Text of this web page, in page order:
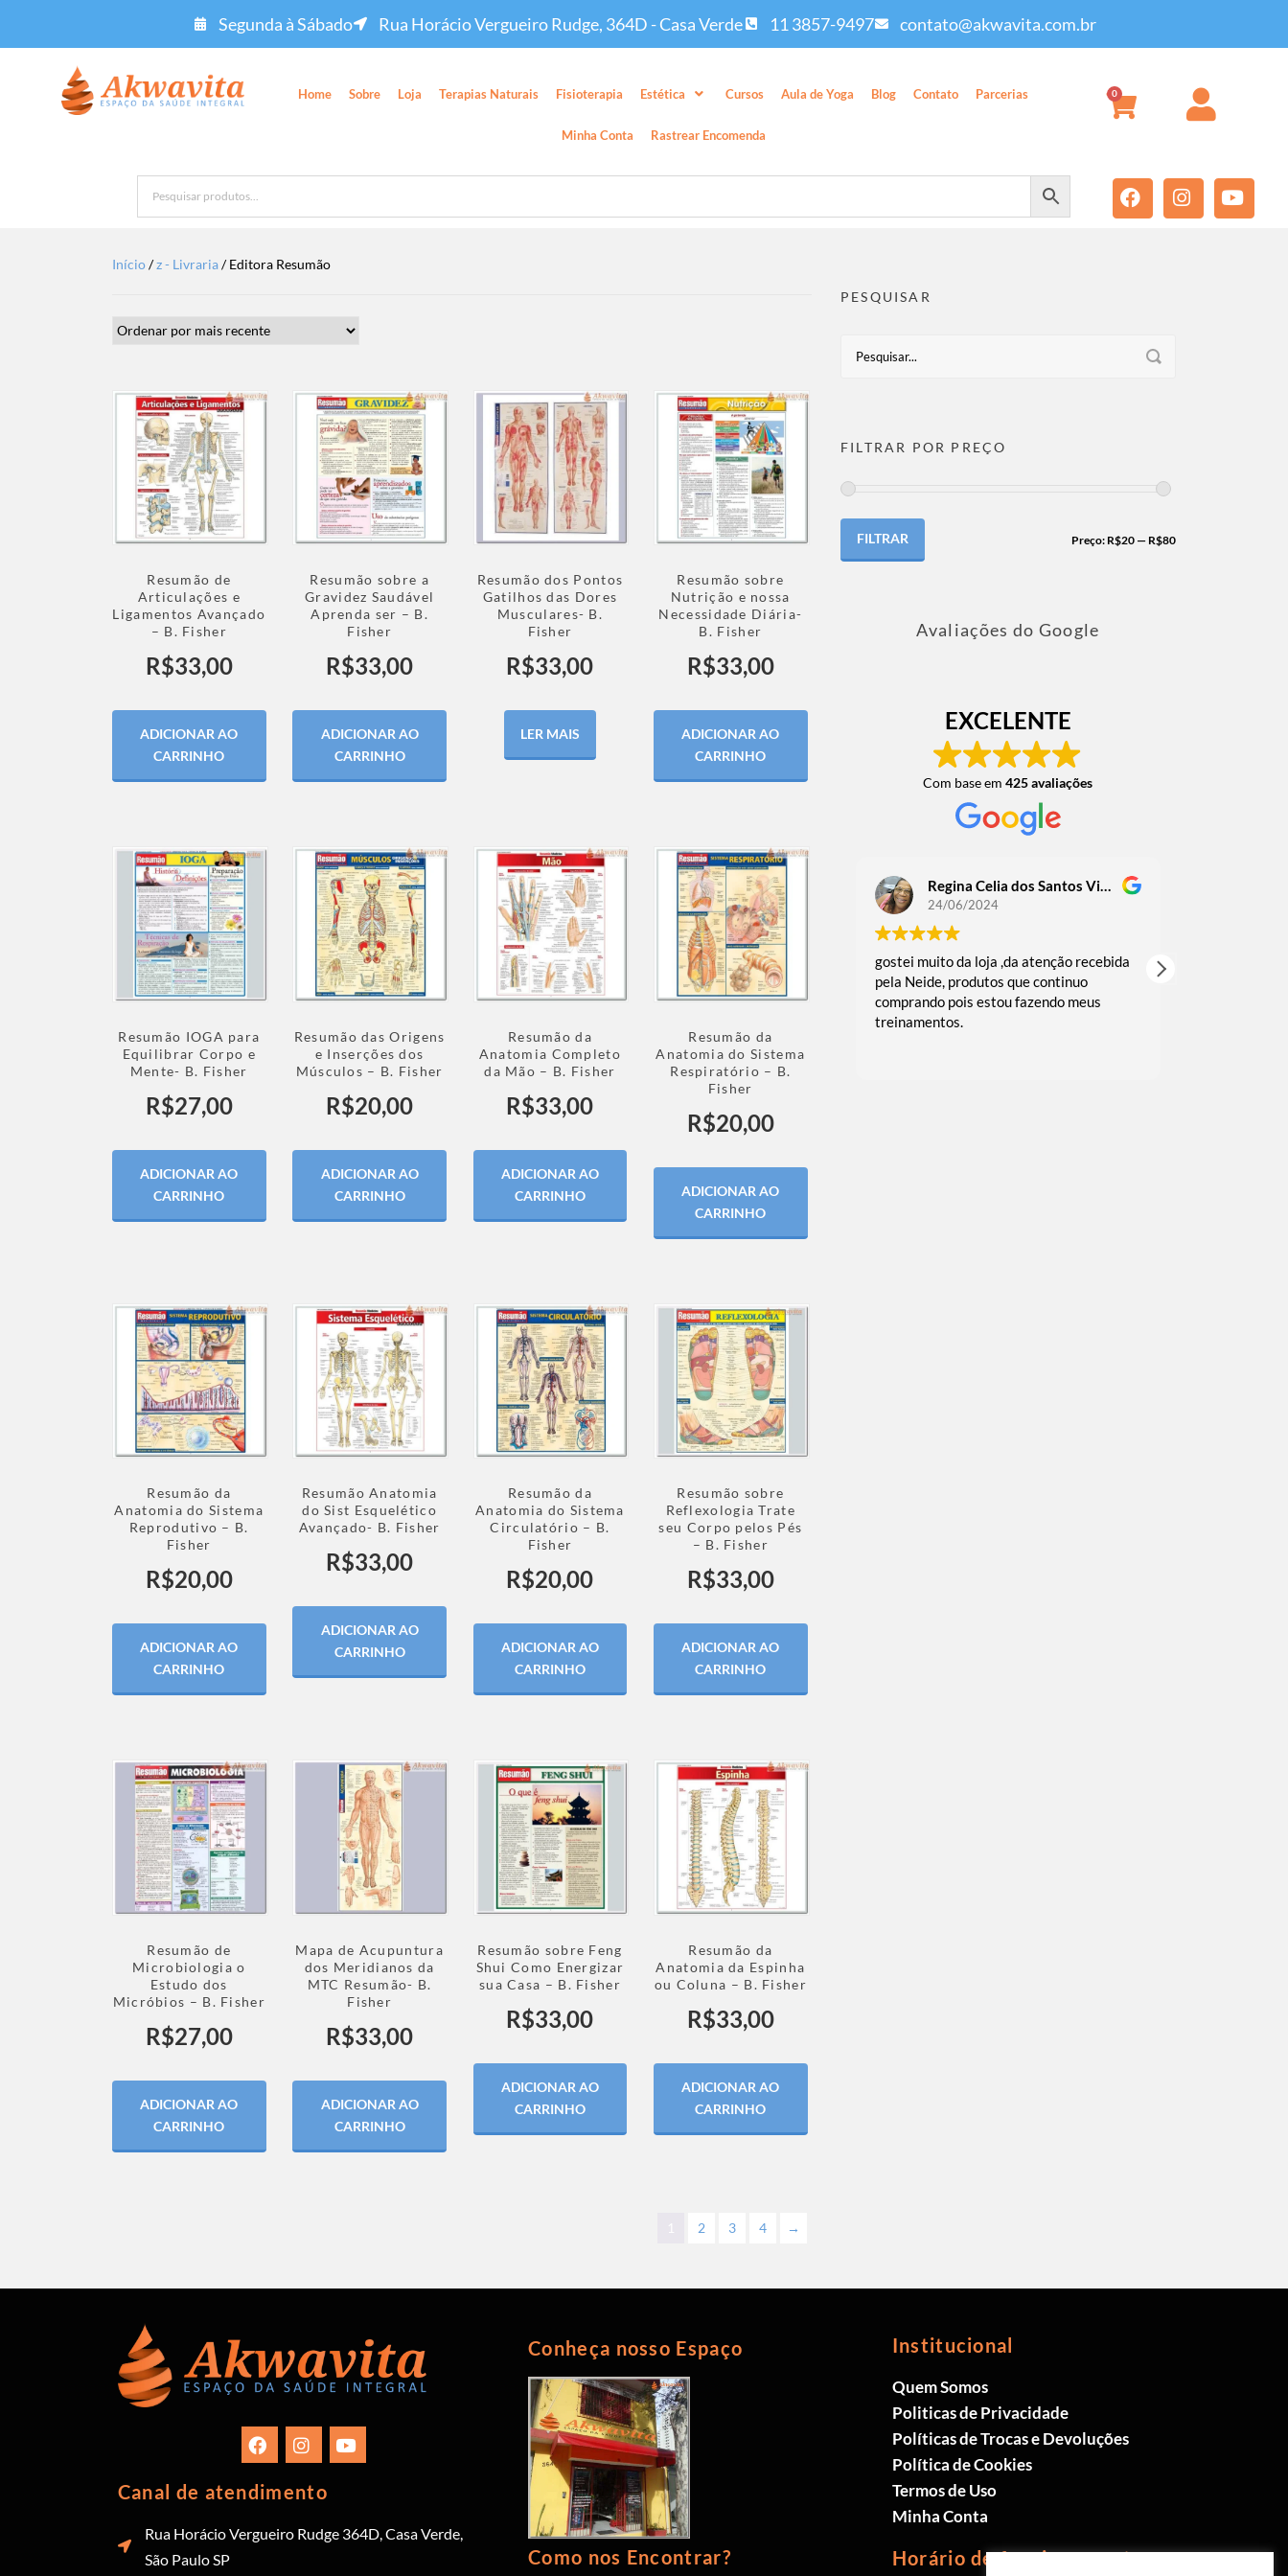
Segunda à Sábado Rua Horácio Vergueiro Rudge, 364D - Casa Verde 11 3857-9497 contato@akwavita.com.br
Home Sobre Loja Terapias Naturais Fisioterapia Estética Cursos Aula de Yoga Blog Contato Parcerias
Minha Conta Rastrear Encomenda
0
Início/z - Livraria/ Editora Resumão
Resumão de
Articulações e
Ligamentos Avançado
– B. Fisher
R$33,00
ADICIONAR AO
CARRINHO
Resumão sobre a
Gravidez Saudável
Aprenda ser – B.
Fisher
R$33,00
ADICIONAR AO
CARRINHO
Resumão dos Pontos
Gatilhos das Dores
Musculares- B.
Fisher
R$33,00
LER MAIS
Resumão sobre
Nutrição e nossa
Necessidade Diária-
B. Fisher
R$33,00
ADICIONAR AO
CARRINHO
Resumão IOGA para
Equilibrar Corpo e
Mente- B. Fisher
R$27,00
ADICIONAR AO
CARRINHO
Resumão das Origens
e Inserções dos
Músculos – B. Fisher
R$20,00
ADICIONAR AO
CARRINHO
Resumão da
Anatomia Completo
da Mão – B. Fisher
R$33,00
ADICIONAR AO
CARRINHO
Resumão da
Anatomia do Sistema
Respiratório – B.
Fisher
R$20,00
ADICIONAR AO
CARRINHO
Resumão da
Anatomia do Sistema
Reprodutivo – B.
Fisher
R$20,00
ADICIONAR AO
CARRINHO
Resumão Anatomia
do Sist Esquelético
Avançado- B. Fisher
R$33,00
ADICIONAR AO
CARRINHO
Resumão da
Anatomia do Sistema
Circulatório – B.
Fisher
R$20,00
ADICIONAR AO
CARRINHO
Resumão sobre
Reflexologia Trate
seu Corpo pelos Pés
– B. Fisher
R$33,00
ADICIONAR AO
CARRINHO
Resumão de
Microbiologia o
Estudo dos
Micróbios – B. Fisher
R$27,00
ADICIONAR AO
CARRINHO
Mapa de Acupuntura
dos Meridianos da
MTC Resumão- B.
Fisher
R$33,00
ADICIONAR AO
CARRINHO
Resumão sobre Feng
Shui Como Energizar
sua Casa – B. Fisher
R$33,00
ADICIONAR AO
CARRINHO
Resumão da
Anatomia da Espinha
ou Coluna – B. Fisher
R$33,00
ADICIONAR AO
CARRINHO
1 2 3 4 →
PESQUISAR
FILTRAR POR PREÇO
FILTRAR Preço: R$20— R$80
Avaliações do Google
EXCELENTE
Com base em425 avaliações
Regina Celia dos Santos Victoriano Guedes
24/06/2024
gostei muito da loja ,da atenção recebida
pela Neide, produtos que continuo
comprando pois estou fazendo meus
treinamentos.
Canal de atendimento
Rua Horácio Vergueiro Rudge 364D, Casa Verde,
São Paulo SP
Conheça nosso Espaço
Como nos Encontrar?
Institucional
Quem Somos
Politicas de Privacidade
Políticas de Trocas e Devoluções
Política de Cookies
Termos de Uso
Minha Conta
Horário de funcionamento